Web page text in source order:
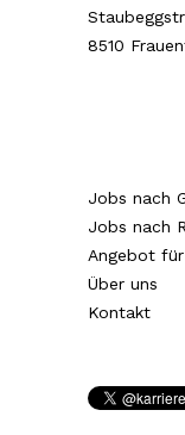
8510
Jobs nach
Jobs nach
Angebot
Über uns
Kontakt